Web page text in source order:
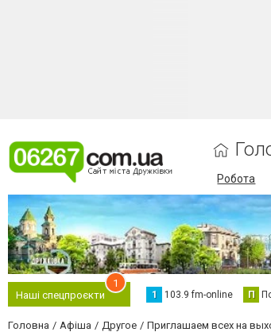
Робота
Наші спецпроєкти
1
1 103.9 fm-online П
Головна Афіша Другое Приглашаем всех на